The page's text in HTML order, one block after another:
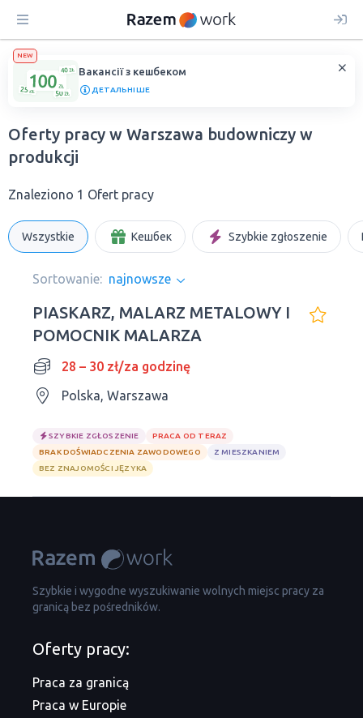
NEW
Вакансії з кешбеком
ДЕТАЛЬНІШЕ
Oferty pracy w Warszawa budowniczy w
produkcji
Znaleziono 1 Ofert pracy
Wszystkie Кешбек Szybkie zgłoszenie
Sortowanie: najnowsze
PIASKARZ, MALARZ METALOWY I
POMOCNIK MALARZA
28 – 30 zł/za godzinę
Polska, Warszawa
SZYBKIE ZGŁOSZENIE
PRACA OD TERAZ
BRAK DOŚWIADCZENIA ZAWODOWEGO
Z MIESZKANIEM
BEZ ZNAJOMOŚCI JĘZYKA
Szybkie i wygodne wyszukiwanie wolnych miejsc pracy za
granicą bez pośredników.
Oferty pracy:
Praca za granicą
Praca w Europie